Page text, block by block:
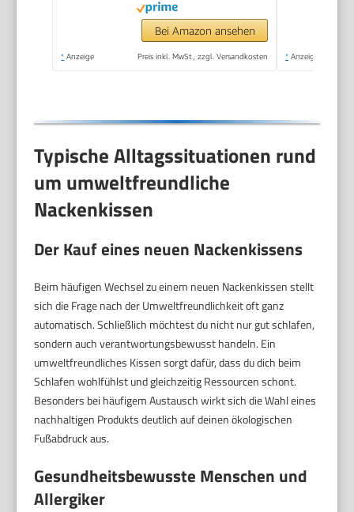
Erwachsene für
Reisen, Camping,
Büro und Haus
Bei Amazon ansehen
* Anzeige Preis inkl. MwSt., zzgl. Versandkosten * Anzeige
Typische Alltagssituationen rund
um umweltfreundliche
Nackenkissen
Der Kauf eines neuen Nackenkissens
Beim häufigen Wechsel zu einem neuen Nackenkissen stellt
sich die Frage nach der Umweltfreundlichkeit oft ganz
automatisch. Schließlich möchtest du nicht nur gut schlafen,
sondern auch verantwortungsbewusst handeln. Ein
umweltfreundliches Kissen sorgt dafür, dass du dich beim
Schlafen wohlfühlst und gleichzeitig Ressourcen schont.
Besonders bei häufigem Austausch wirkt sich die Wahl eines
nachhaltigen Produkts deutlich auf deinen ökologischen
Fußabdruck aus.
Gesundheitsbewusste Menschen und
Allergiker